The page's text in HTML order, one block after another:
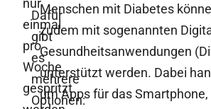
einmal
pro
Woche
gespritzt
Dafür
gibt
es
mehrere
Optionen:
Menschen mit Diabetes
zudem mit sogenannten
Gesundheitsanwendungen
unterstützt werden. Dabei
um Apps für das Smartphone,